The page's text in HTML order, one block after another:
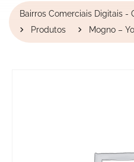
Bairros Comerciais Digitais -
Produtos
Mogno –